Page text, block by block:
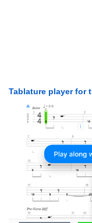
Tablature player for